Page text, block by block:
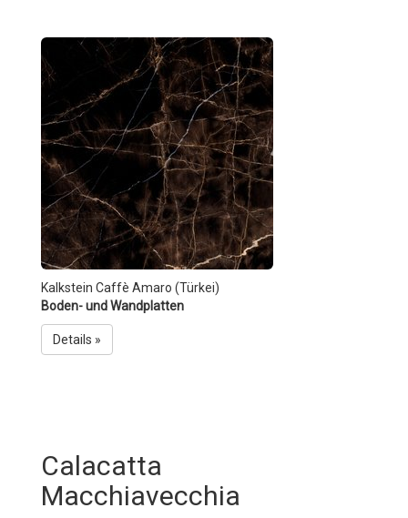
Kalkstein Caffè Amaro (Türkei)
Boden- und Wandplatten
Details »
Calacatta
Macchiavecchia